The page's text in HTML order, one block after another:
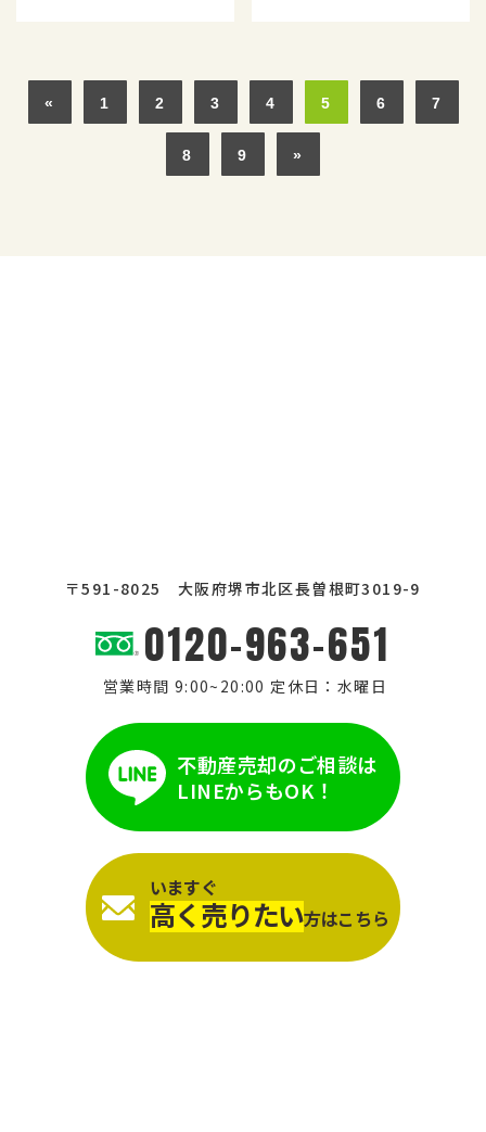
« 1 2 3 4 5 6 7
8 9 »
〒591-8025大阪府堺市北区長曽根町3019-9
0120-963-651
営業時間 9:00~20:00 定休日：水曜日
不動産売却のご相談は
LINEからもOK！
いますぐ
高く売りたい方はこちら